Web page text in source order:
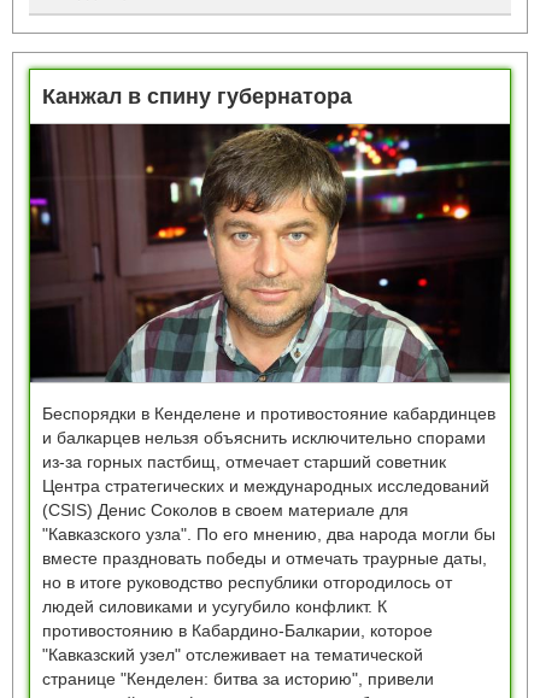
Канжал в спину губернатора
Беспорядки в Кенделене и противостояние кабардинцев
и балкарцев нельзя объяснить исключительно спорами
из-за горных пастбищ, отмечает старший советник
Центра стратегических и международных исследований
(CSIS) Денис Соколов в своем материале для
"Кавказского узла". По его мнению, два народа могли бы
вместе праздновать победы и отмечать траурные даты,
но в итоге руководство республики отгородилось от
людей силовиками и усугубило конфликт. К
противостоянию в Кабардино-Балкарии, которое
"Кавказский узел" отслеживает на тематической
странице "Кенделен: битва за историю", привели